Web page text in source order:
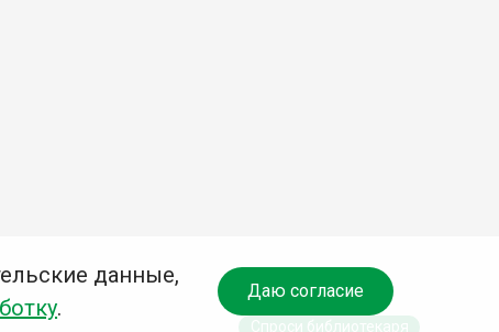
данные,
.
Даю согласие
Спроси библиотекаря